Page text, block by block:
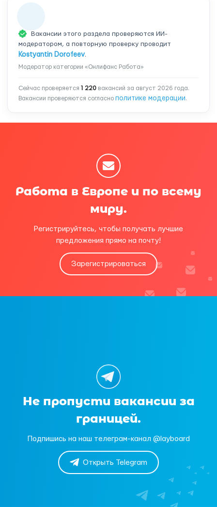
Вакансии этого раздела проверяются ИИ-
модератором, а повторную проверку проводит
Kostyantin Dorofeev.
Модератор категории «Онлифанс Работа»
Сейчас проверяется 1 220 вакансий за август 2026 года.
Вакансии проверяются согласно политике модерации.
Работа в Европе и по всему
миру.
Регистрируйтесь, чтобы получать лучшие
предложения прямо на почту!
Зарегистрироваться
Не пропусти вакансии за
границей.
Подпишись на наш телеграм-канал @layboard
Открыть Telegram